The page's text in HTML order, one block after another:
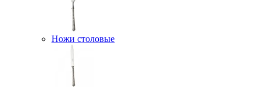
Ножи столовые